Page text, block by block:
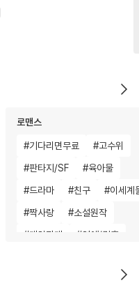
로맨스
#기다리면무료 #고수위
#판타지/SF #육아물
#드라마 #친구 #이세계
#짝사랑 #소설원작
#계약관계 #연애/결혼
평범